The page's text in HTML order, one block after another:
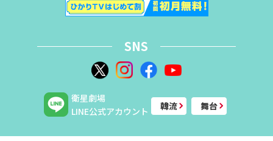
SNS
衛星劇場
LINE公式アカウント
韓流 舞台